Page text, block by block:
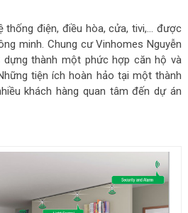
điện, điều hòa, cửa, tivi,… được
minh. Chung cư Vinhomes Nguyễn
thành một phức hợp căn hộ và
tiện ích hoàn hảo tại một thành
khách hàng quan tâm đến dự án